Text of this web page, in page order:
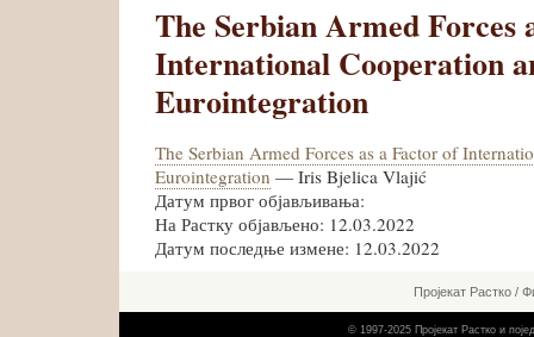
The Serbian Armed Forces
International Cooperation
Eurointegration
The Serbian Armed Forces as a Factor of
Eurointegration — Iris Bjelica Vlajić
Датум првог објављивања:
На Растку објављено: 12.03.2022
Датум последње измене: 12.03.2022
Пројекат Растко /
© 1997-2025 Пројекат Растко и